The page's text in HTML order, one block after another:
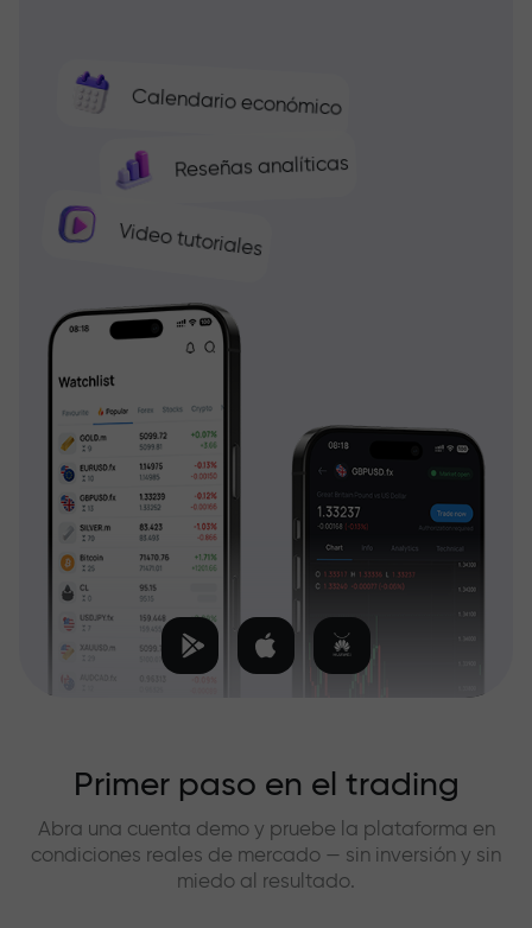
Calendario económico
Reseñas analíticas
Video tutoriales
Primer paso en el trading
Abra una cuenta demo y pruebe la plataforma en
condiciones reales de mercado — sin inversión y sin
miedo al resultado.